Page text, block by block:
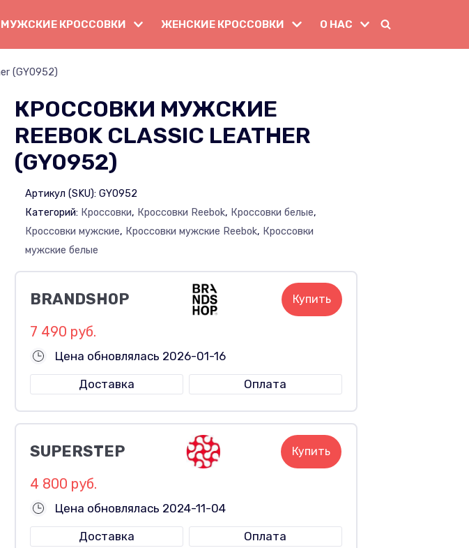
МУЖСКИЕ КРОССОВКИ ЖЕНСКИЕ КРОССОВКИ О НАС
(GY0952)
КРОССОВКИ МУЖСКИЕ
REEBOK CLASSIC LEATHER
(GY0952)
Артикул (SKU):GY0952
Категорий: Кроссовки, Кроссовки Reebok, Кроссовки белые,
Кроссовки мужские, Кроссовки мужские Reebok, Кроссовки
мужские белые
BRANDSHOP Купить
7 490 руб.
Цена обновлялась 2026-01-16
Доставка
Оплата
SUPERSTEP Купить
4 800 руб.
Цена обновлялась 2024-11-04
Доставка
Оплата